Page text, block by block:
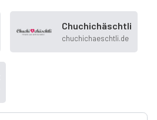
Chuchichäschtli
chuchichaeschtli.de